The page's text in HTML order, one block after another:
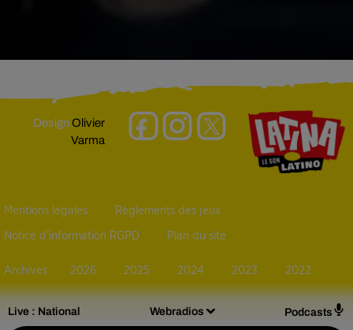
Live : National Webradios Podcasts
DesignOlivier
Varma
Mentions légales Règlements des jeux
Notice d’information RGPD Plan du site
Archives 2026 2025 2024 2023 2022